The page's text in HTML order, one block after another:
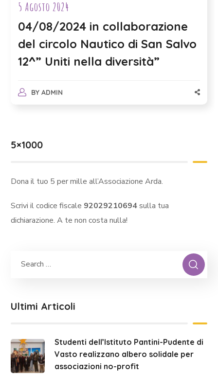
5 Agosto 2024
04/08/2024 in collaborazione
del circolo Nautico di San Salvo
12^” Uniti nella diversità”
BY ADMIN
5×1000
Dona il tuo 5 per mille all’Associazione Arda.
Scrivi il codice fiscale 92029210694sulla tua
dichiarazione. A te non costa nulla!
Ultimi Articoli
Studenti dell’Istituto Pantini-Pudente di
Vasto realizzano albero solidale per
associazioni no-profit